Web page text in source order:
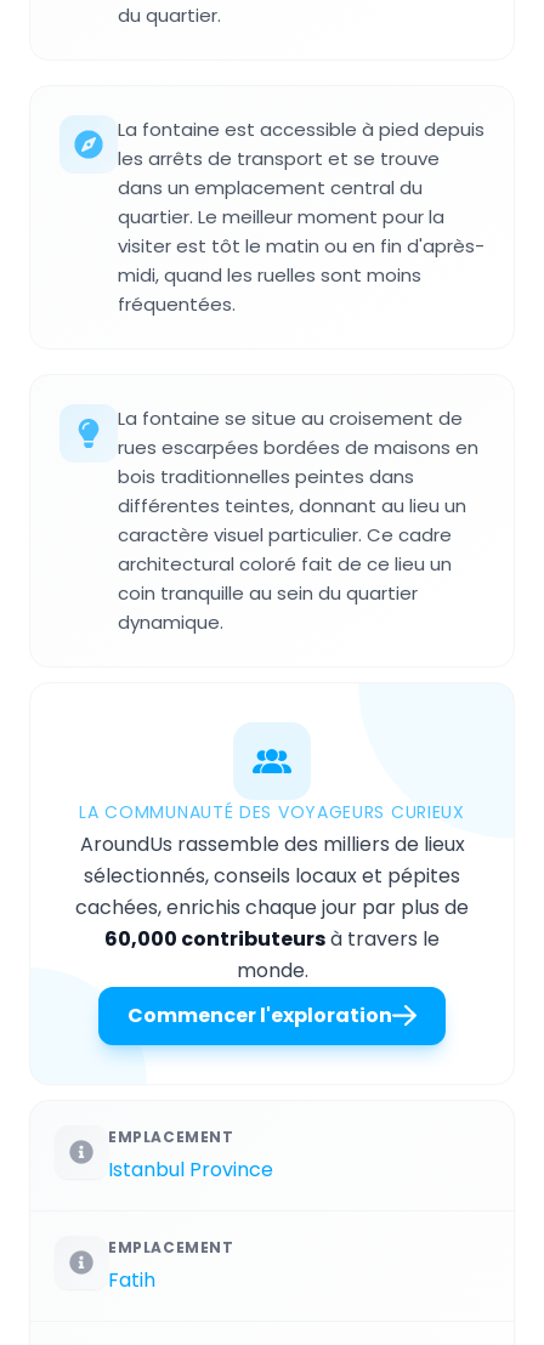
du quartier.
La fontaine est accessible à pied depuis
les arrêts de transport et se trouve
dans un emplacement central du
quartier. Le meilleur moment pour la
visiter est tôt le matin ou en fin d'après-
midi, quand les ruelles sont moins
fréquentées.
La fontaine se situe au croisement de
rues escarpées bordées de maisons en
bois traditionnelles peintes dans
différentes teintes, donnant au lieu un
caractère visuel particulier. Ce cadre
architectural coloré fait de ce lieu un
coin tranquille au sein du quartier
dynamique.
LA COMMUNAUTÉ DES VOYAGEURS CURIEUX
AroundUs rassemble des milliers de lieux
sélectionnés, conseils locaux et pépites
cachées, enrichis chaque jour par plus de
60,000 contributeursà travers le
monde.
Commencer l'exploration
EMPLACEMENT
Istanbul Province
EMPLACEMENT
Fatih